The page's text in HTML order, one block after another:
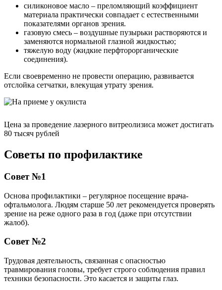
силиконовое масло – преломляющий коэффициент
материала практически совпадает с естественными
показателями органов зрения.
газовую смесь – воздушные пузырьки растворяются и
заменяются нормальной глазной жидкостью;
тяжелую воду (жидкие перфторорганические
соединения).
Если своевременно не провести операцию, развивается
отслойка сетчатки, влекущая утрату зрения.
Цена за проведение лазерного витреолизиса может достигать
80 тысяч рублей
Советы по профилактике
Совет №1
Основа профилактики – регулярное посещение врача-
офтальмолога. Людям старше 50 лет рекомендуется проверять
зрение на реже одного раза в год (даже при отсутствии
жалоб).
Совет №2
Трудовая деятельность, связанная с опасностью
травмирования головы, требует строго соблюдения правил
техники безопасности. Это касается и защиты глаз.